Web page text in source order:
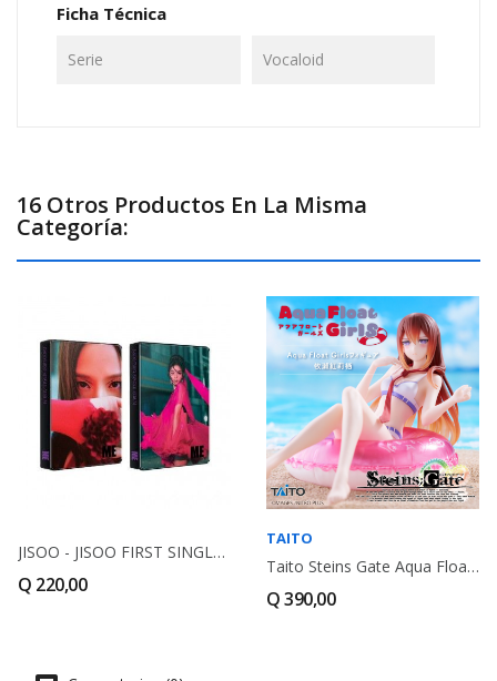
Ficha Técnica
Serie Vocaloid
16 Otros Productos En La Misma
Categoría:
JISOO - JISOO FIRST SINGLE ALBUM [ME] YG TAG...
Q 220,00
TAITO
Taito Steins Gate Aqua Float Girls Kurisu...
Q 390,00